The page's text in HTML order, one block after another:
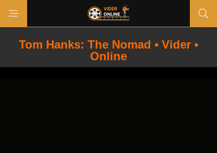
Tom Hanks: The Nomad • Vider •
Online